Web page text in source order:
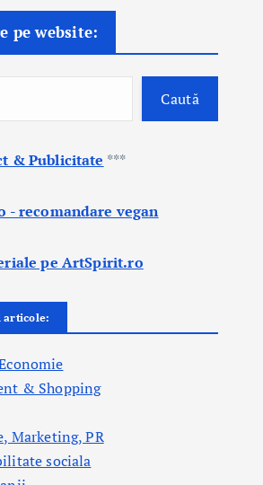
pe website:
Caută
& Publicitate ***
- recomandare vegan
pe ArtSpirit.ro
articole:
& Shopping
Marketing, PR
sociala